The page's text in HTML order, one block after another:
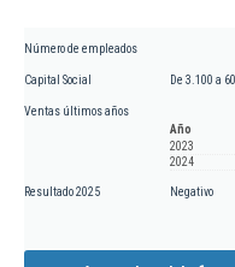
Número de empleados
Capital Social De 3.100 a
Ventas últimos años
Año
2023
2024
Resultado 2025 Negativo